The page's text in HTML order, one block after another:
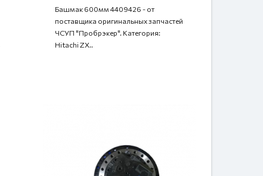
Башмак 600мм 4409426 - от
поставщика оригинальных запчастей
ЧСУП "Пробрэкер". Категория:
Hitachi ZX..